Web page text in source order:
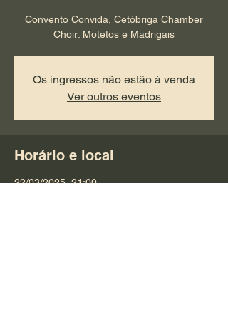
Convento Convida, Cetóbriga Chamber
Choir: Motetos e Madrigais
Os ingressos não estão à venda
Ver outros eventos
Horário e local
22/03/2025, 21:00